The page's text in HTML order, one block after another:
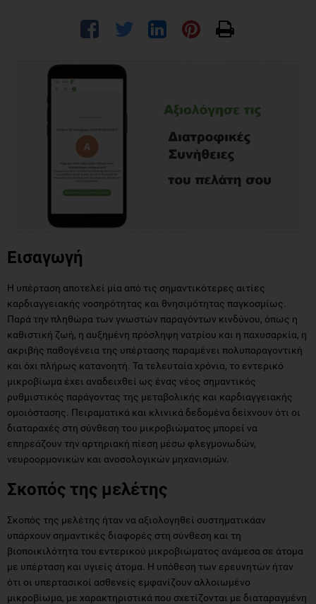
Εισαγωγή
Η υπέρταση αποτελεί μία από τις σημαντικότερες αιτίες
καρδιαγγειακής νοσηρότητας και θνησιμότητας παγκοσμίως.
Παρά την πληθώρα των γνωστών παραγόντων κινδύνου, όπως η
καθιστική ζωή, η αυξημένη πρόσληψη νατρίου και η παχυσαρκία, η
ακριβής παθογένεια της υπέρτασης παραμένει πολυπαραγοντική
και όχι πλήρως κατανοητή. Τα τελευταία χρόνια, το εντερικό
μικροβίωμα έχει αναδειχθεί ως ένας νέος σημαντικός
ρυθμιστικός παράγοντας της μεταβολικής και καρδιαγγειακής
ομοιόστασης. Πειραματικά και κλινικά δεδομένα δείχνουν ότι οι
διαταραχές στη σύνθεση του μικροβιώματος μπορεί να
επηρεάζουν την αρτηριακή πίεση μέσω φλεγμονωδών,
νευροορμονικών και ανοσολογικών μηχανισμών.
Σκοπός της μελέτης
Σκοπός της μελέτης ήταν να αξιολογηθεί συστηματικάαν
υπάρχουν σημαντικές διαφορές στη σύνθεση και τη
βιοποικιλότητα του εντερικού μικροβιώματος ανάμεσα σε άτομα
με υπέρταση και υγιείς άτομα. Η υπόθεση των ερευνητών ήταν
ότι οι υπερτασικοί ασθενείς εμφανίζουν αλλοιωμένο
μικροβίωμα, με χαρακτηριστικά που σχετίζονται με διαταραγμένη